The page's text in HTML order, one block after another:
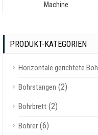
Machine
PRODUKT-KATEGORIEN
Horizontale gerichtete
Bohrstangen (2)
Bohrbrett (2)
Bohrer (6)